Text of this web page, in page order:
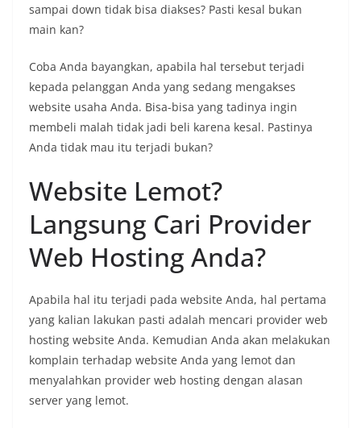
sampai down tidak bisa diakses? Pasti kesal bukan
main kan?
Coba Anda bayangkan, apabila hal tersebut terjadi
kepada pelanggan Anda yang sedang mengakses
website usaha Anda. Bisa-bisa yang tadinya ingin
membeli malah tidak jadi beli karena kesal. Pastinya
Anda tidak mau itu terjadi bukan?
Website Lemot?
Langsung Cari Provider
Web Hosting Anda?
Apabila hal itu terjadi pada website Anda, hal pertama
yang kalian lakukan pasti adalah mencari provider web
hosting website Anda. Kemudian Anda akan melakukan
komplain terhadap website Anda yang lemot dan
menyalahkan provider web hosting dengan alasan
server yang lemot.